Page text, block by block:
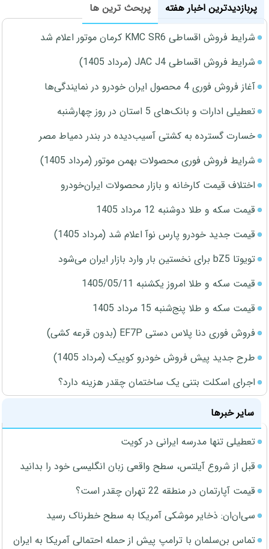
پربازدیدترین اخبار هفته
پربحث ترین ها
شرایط فروش اقساطی KMC SR6 کرمان موتور اعلام شد
شرایط فروش اقساطی JAC J4 (مرداد 1405)
آغاز فروش فوری 4 محصول ایران خودرو در نمایندگی‌ها
تعطیلی ادارات و بانک‌های 5 استان در روز چهارشنبه
خسارت گسترده به کشتی آسیب‌دیده در بندر دمیاط مصر
شرایط فروش فوری محصولات بهمن موتور (مرداد 1405)
اختلاف قیمت کارخانه و بازار محصولات ایران‌خودرو
قیمت سکه و طلا دوشنبه 12 مرداد 1405
قیمت جدید خودرو پارس نوآ اعلام شد (مرداد 1405)
تویوتا bZ5 برای نخستین بار وارد بازار ایران می‌شود
قیمت سکه و طلا امروز یکشنبه 1405/05/11
قیمت سکه و طلا پنج‌شنبه 15 مرداد 1405
فروش فوری دنا پلاس دستی EF7P (بدون قرعه کشی)
طرح جدید پیش فروش خودرو کوییک (مرداد 1405)
اجرای اسکلت بتنی یک ساختمان چقدر هزینه دارد؟
سایر خبرها
تعطیلی تنها مدرسه ایرانی در کویت
قبل از شروع آیلتس، سطح واقعی زبان انگلیسی خود را بدانید
قیمت آپارتمان در منطقه 22 تهران چقدر است؟
سی‌ان‌ان: ذخایر موشکی آمریکا به سطح خطرناک رسید
تماس بن‌سلمان با ترامپ پیش از حمله احتمالی آمریکا به ایران